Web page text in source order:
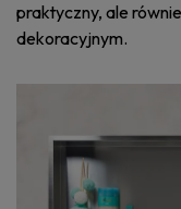
praktyczny, ale
dekoracyjnym.